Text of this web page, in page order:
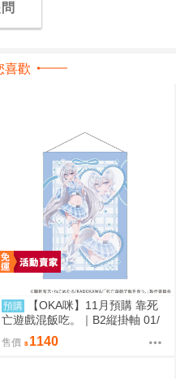
喜歡
預購
【OKA咪】11月預購 靠死
亡遊戲混飯吃。｜B2縦掛軸 01/
(新繪插畫) (幽鬼)
售價 1140